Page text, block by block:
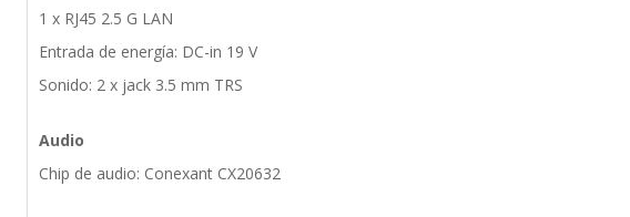
1 x RJ45 2.5 G LAN
Entrada de energía: DC-in 19 V
Sonido: 2 x jack 3.5 mm TRS
Audio
Chip de audio: Conexant CX20632